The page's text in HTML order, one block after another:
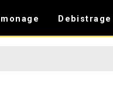
Debistrage